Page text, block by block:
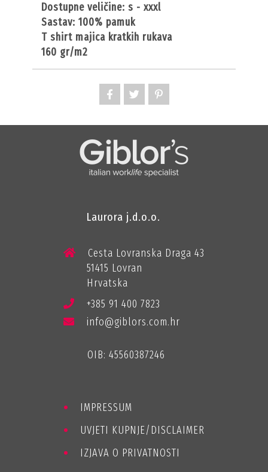
dostupne veličine: s - xxxl
sastav: 100% pamuk
t shirt majica kratkih rukava
160 gr/m2
Laurora j.d.o.o.
Cesta Lovranska Draga 43
51415 Lovran
Hrvatska
+385 91 400 7823
info@giblors.com.hr
OIB: 45560387246
IMPRESSUM
UVJETI KUPNJE/DISCLAIMER
IZJAVA O PRIVATNOSTI